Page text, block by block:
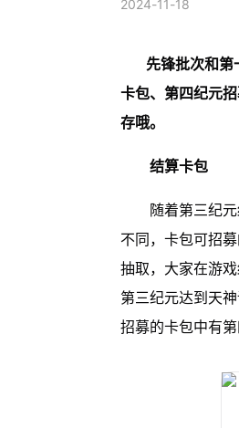
2024-11-18
先锋批次和第一
卡包、第四纪元
存哦。
结算卡包
随着第三纪
不同，卡包可招
抽取，大家在游
第三纪元达到天
招募的卡包中有